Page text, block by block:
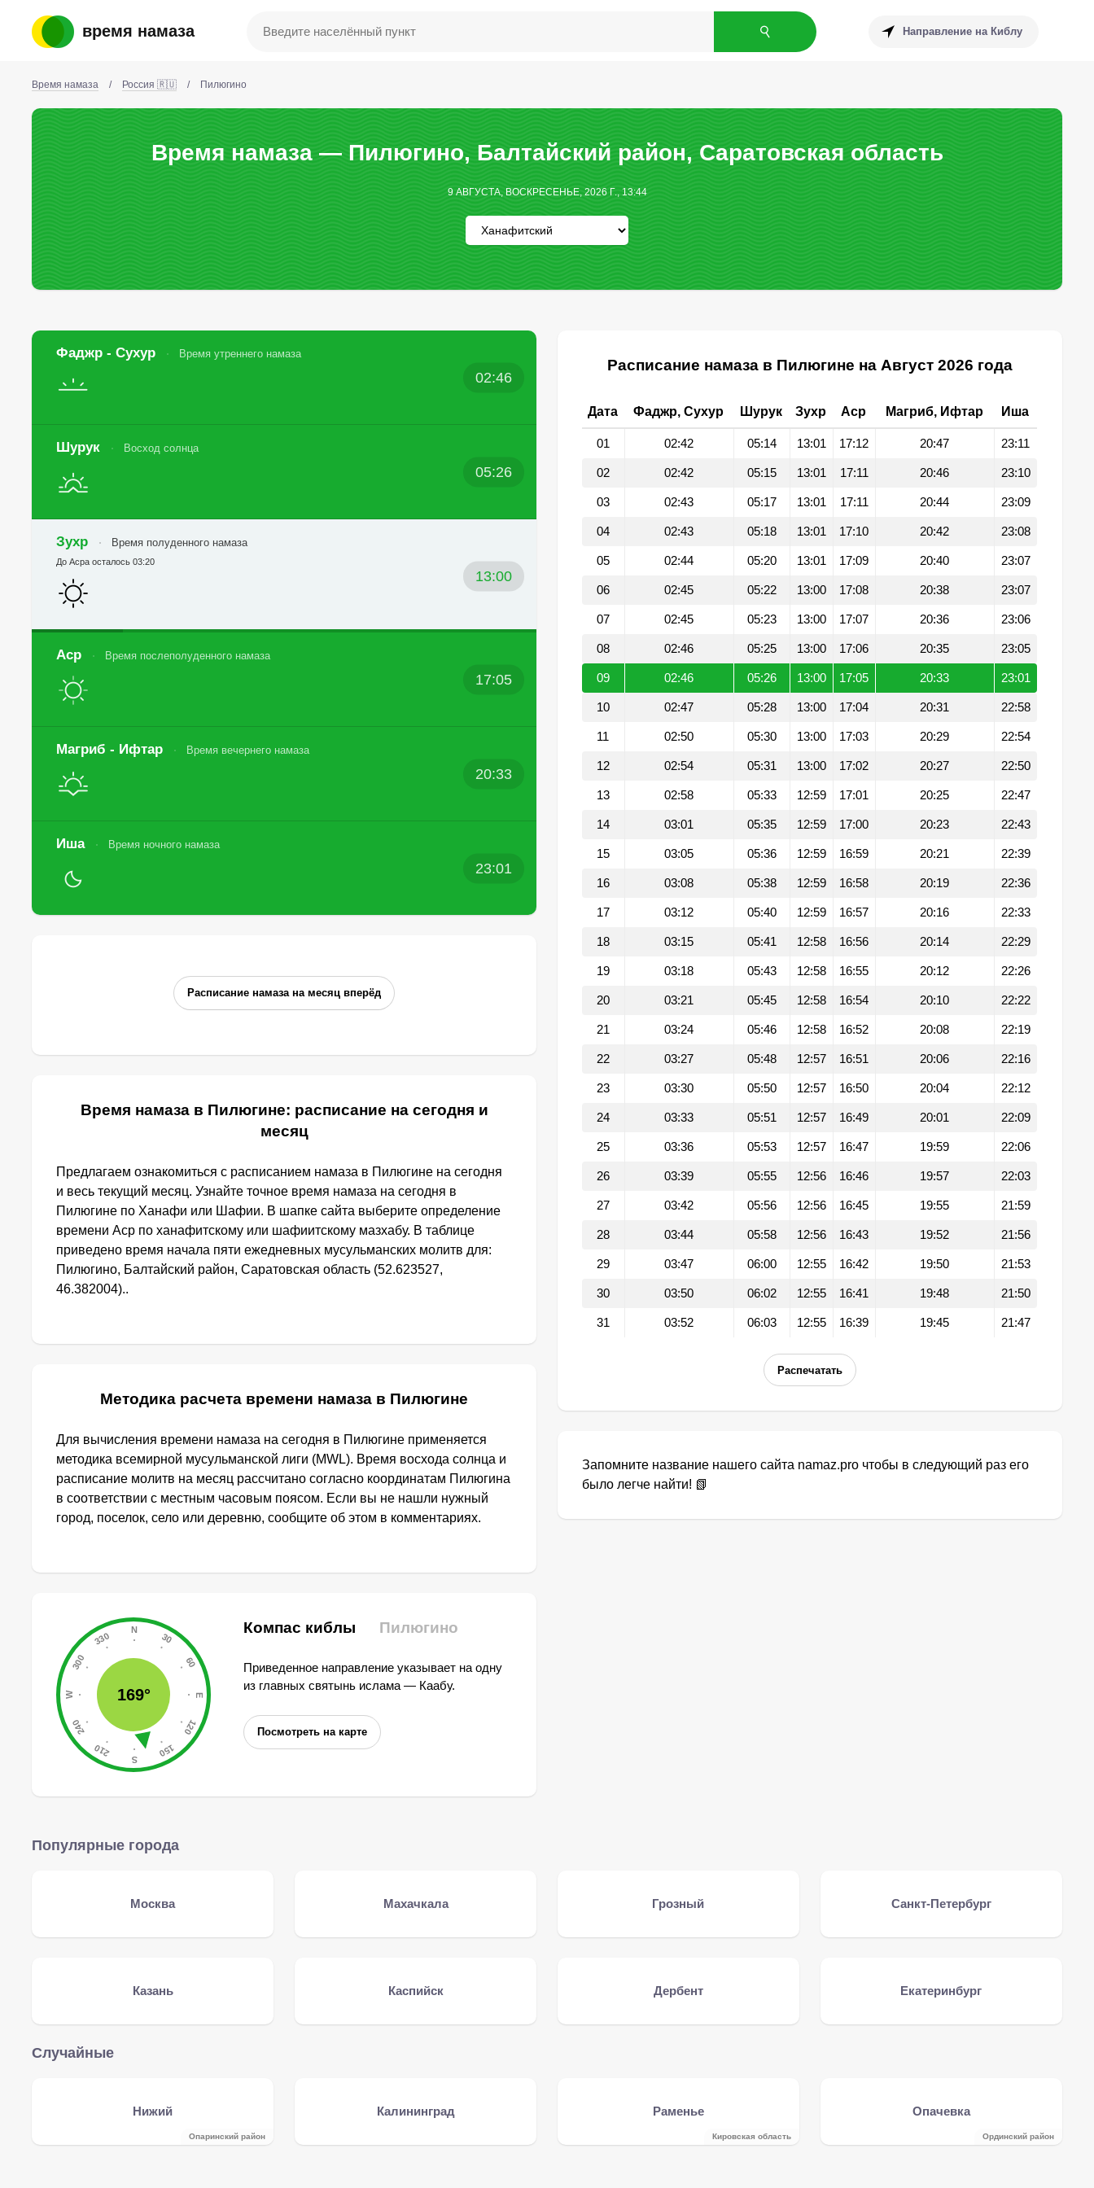
время намаза Направление на Киблу
Время намаза / Россия 🇷🇺 / Пилюгино
Время намаза — Пилюгино, Балтайский район, Саратовская область
9 АВГУСТА, ВОСКРЕСЕНЬЕ, 2026 Г., 13:44
Фаджр - Сухур Время утреннего намаза
02:46
Шурук Восход солнца
05:26
Зухр Время полуденного намаза
13:00
До Асра осталось 03:20
Аср Время послеполуденного намаза
17:05
Магриб - Ифтар Время вечернего намаза
20:33
Иша Время ночного намаза
23:01
Расписание намаза на месяц вперёд
Время намаза в Пилюгине: расписание на сегодня и
месяц
Предлагаем ознакомиться с расписанием намаза в Пилюгине на сегодня
и весь текущий месяц. Узнайте точное время намаза на сегодня в
Пилюгине по Ханафи или Шафии. В шапке сайта выберите определение
времени Аср по ханафитскому или шафиитскому мазхабу. В таблице
приведено время начала пяти ежедневных мусульманских молитв для:
Пилюгино, Балтайский район, Саратовская область (52.623527,
46.382004)..
Методика расчета времени намаза в Пилюгине
Для вычисления времени намаза на сегодня в Пилюгине применяется
методика всемирной мусульманской лиги (MWL). Время восхода солнца и
расписание молитв на месяц рассчитано согласно координатам Пилюгина
в соответствии с местным часовым поясом. Если вы не нашли нужный
город, поселок, село или деревню, сообщите об этом в комментариях.
169°
Компас киблы Пилюгино
Приведенное направление указывает на одну
из главных святынь ислама — Каабу.
Посмотреть на карте
Расписание намаза в Пилюгине на Август 2026 года
Дата Фаджр, Сухур Шурук Зухр Аср Магриб, Ифтар Иша
01 02:42 05:14 13:01 17:12 20:47 23:11
02 02:42 05:15 13:01 17:11 20:46 23:10
03 02:43 05:17 13:01 17:11 20:44 23:09
04 02:43 05:18 13:01 17:10 20:42 23:08
05 02:44 05:20 13:01 17:09 20:40 23:07
06 02:45 05:22 13:00 17:08 20:38 23:07
07 02:45 05:23 13:00 17:07 20:36 23:06
08 02:46 05:25 13:00 17:06 20:35 23:05
09 02:46 05:26 13:00 17:05 20:33 23:01
10 02:47 05:28 13:00 17:04 20:31 22:58
11 02:50 05:30 13:00 17:03 20:29 22:54
12 02:54 05:31 13:00 17:02 20:27 22:50
13 02:58 05:33 12:59 17:01 20:25 22:47
14 03:01 05:35 12:59 17:00 20:23 22:43
15 03:05 05:36 12:59 16:59 20:21 22:39
16 03:08 05:38 12:59 16:58 20:19 22:36
17 03:12 05:40 12:59 16:57 20:16 22:33
18 03:15 05:41 12:58 16:56 20:14 22:29
19 03:18 05:43 12:58 16:55 20:12 22:26
20 03:21 05:45 12:58 16:54 20:10 22:22
21 03:24 05:46 12:58 16:52 20:08 22:19
22 03:27 05:48 12:57 16:51 20:06 22:16
23 03:30 05:50 12:57 16:50 20:04 22:12
24 03:33 05:51 12:57 16:49 20:01 22:09
25 03:36 05:53 12:57 16:47 19:59 22:06
26 03:39 05:55 12:56 16:46 19:57 22:03
27 03:42 05:56 12:56 16:45 19:55 21:59
28 03:44 05:58 12:56 16:43 19:52 21:56
29 03:47 06:00 12:55 16:42 19:50 21:53
30 03:50 06:02 12:55 16:41 19:48 21:50
31 03:52 06:03 12:55 16:39 19:45 21:47
Распечатать
Запомните название нашего сайта namaz.pro чтобы в следующий раз его
было легче найти! 📗
Популярные города
Москва Махачкала Грозный Санкт-Петербург
Казань Каспийск Дербент Екатеринбург
Случайные
Нижий
Опаринский район
Калининград Раменье
Кировская область
Опачевка
Ординский район